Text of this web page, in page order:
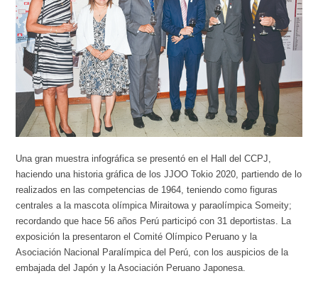
Una gran muestra infográfica se presentó en el Hall del CCPJ,
haciendo una historia gráfica de los JJOO Tokio 2020, partiendo de lo
realizados en las competencias de 1964, teniendo como figuras
centrales a la mascota olímpica Miraitowa y paraolímpica Someity;
recordando que hace 56 años Perú participó con 31 deportistas. La
exposición la presentaron el Comité Olímpico Peruano y la
Asociación Nacional Paralímpica del Perú, con los auspicios de la
embajada del Japón y la Asociación Peruano Japonesa.